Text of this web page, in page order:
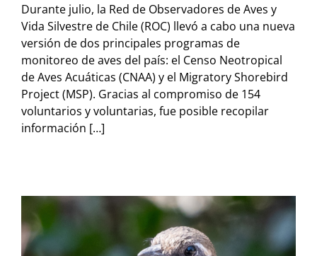
Durante julio, la Red de Observadores de Aves y
Vida Silvestre de Chile (ROC) llevó a cabo una nueva
versión de dos principales programas de
monitoreo de aves del país: el Censo Neotropical
de Aves Acuáticas (CNAA) y el Migratory Shorebird
Project (MSP). Gracias al compromiso de 154
voluntarios y voluntarias, fue posible recopilar
información […]